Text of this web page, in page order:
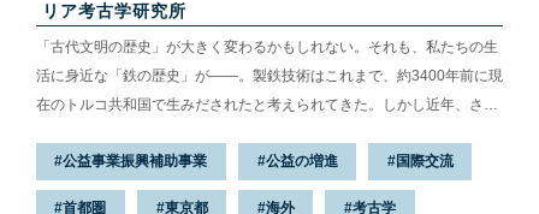
リア考古学研究所
「古代文明の歴史」が大きく変わるかもしれない。それも、私たちの生
活に身近な「鉄の歴史」が——。製鉄技術はこれまで、約3400年前に現
在のトルコ共和国で生みだされたと考えられてきた。しかし近年、さら
がけたのが、中近東文化センター（東京）に付属するアナトリア考古学
研究所。所長の大村幸弘さんらはトルコ国内の遺跡で、45年以上にわた
公益事業振興補助事業 公益の増進 国際交流
首都圏 東京都 海外 考古学